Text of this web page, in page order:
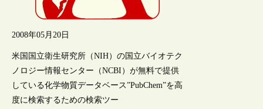
2008年05月20日
米国国立衛生研究所（NIH）の国立バイオテク
ノロジー情報センター（NCBI）が無料で提供
している化学物質データベース”PubChem”を高
度に検索するための検索ツー